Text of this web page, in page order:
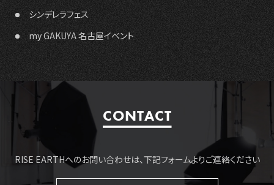
シンデレラフェス
my GAKUYA 名古屋イベント
CONTACT
RISE EARTHへのお問い合わせは、下記フォームよりご連絡ください